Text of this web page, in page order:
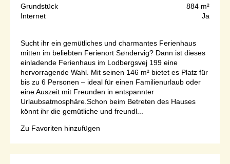
Grundstück
884 m²
Internet
Ja
Sucht ihr ein gemütliches und charmantes Ferienhaus
mitten im beliebten Ferienort Søndervig? Dann ist dieses
einladende Ferienhaus im Lodbergsvej 199 eine
hervorragende Wahl. Mit seinen 146 m² bietet es Platz für
bis zu 6 Personen – ideal für einen Familienurlaub oder
eine Auszeit mit Freunden in entspannter
Urlaubsatmosphäre.Schon beim Betreten des Hauses
könnt ihr die gemütliche und freundl...
Zu Favoriten hinzufügen